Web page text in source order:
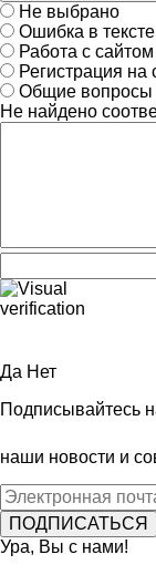
Не выбрано
Ошибка в тексте
Работа с сайтом
Регистрация на
Общие вопросы
Не найдено
Да Нет
Подписывайтесь
наши новости и
Ура, Вы с нами!